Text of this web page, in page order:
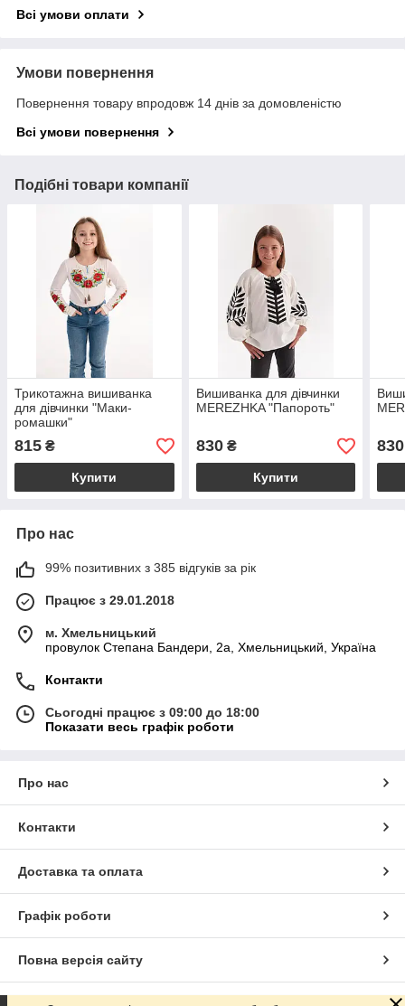
Всі умови оплати
Умови повернення
Повернення товару впродовж 14 днів за домовленістю
Всі умови повернення
Подібні товари компанії
Трикотажна вишиванка
для дівчинки "Маки-
ромашки"
815 ₴
Купити
Вишиванка для дівчинки
MEREZHKA "Папороть"
830₴
Купити
830
Про нас
99% позитивних з 385 відгуків за рік
Працює з 29.01.2018
м. Хмельницький
провулок Степана Бандери, 2a, Хмельницький, Україна
Контакти
Сьогодні працює з 09:00 до 18:00
Показати весь графік роботи
Про нас
Контакти
Доставка та оплата
Графік роботи
Повна версія сайту